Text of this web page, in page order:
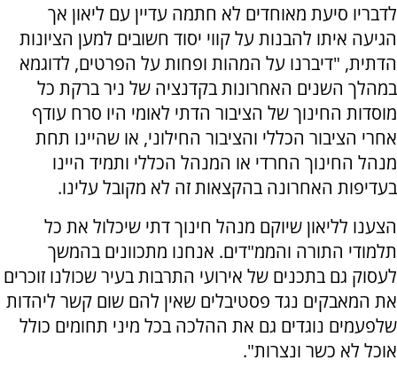
לדבריו סיעת מאוחדים לא חתמה עדיין עם ליאון אך
הגיעה איתו להבנות על קווי יסוד חשובים למען הציונות
הדתית, "דיברנו על המהות ופחות על הפרטים, לדוגמא
במהלך השנים האחרונות בקדנציה של ניר ברקת כל
מוסדות החינוך של הציבור הדתי לאומי היו סרח עודף
אחרי הציבור הכללי והציבור החילוני, או שהיינו תחת
מנהל החינוך החרדי או המנהל הכללי ותמיד היינו
בעדיפות האחרונה בהקצאות זה לא מקובל עלינו.
הצענו לליאון שיוקם מנהל חינוך דתי שיכלול את כל
תלמודי התורה והממ"דים. אנחנו מתכוונים בהמשך
לעסוק גם בתכנים של אירועי התרבות בעיר שכולנו זוכרים
את המאבקים נגד פסטיבלים שאין להם שום קשר ליהדות
שלפעמים נוגדים גם את ההלכה בכל מיני תחומים כולל
אוכל לא כשר ונצרות".